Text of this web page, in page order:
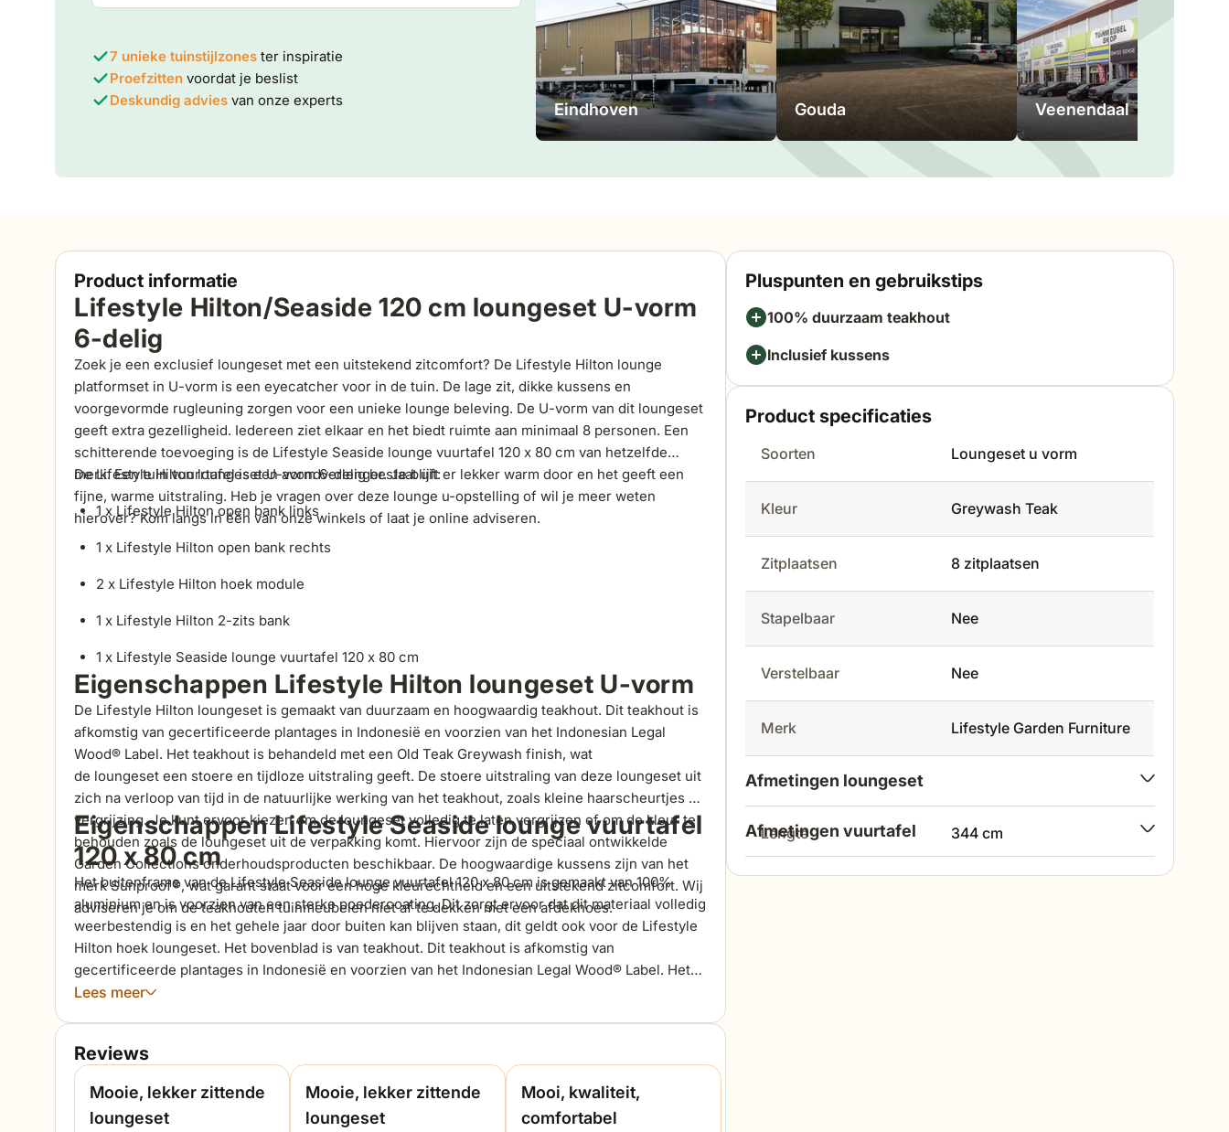
7 unieke tuinstijlzones ter inspiratie
Proefzitten voordat je beslist
Deskundig advies van onze experts Eindhoven Gouda Veenendaal
Product informatie
Lifestyle Hilton/Seaside 120 cm loungeset U-vorm
6-delig
Zoek je een exclusief loungeset met een uitstekend zitcomfort? De Lifestyle Hilton lounge
platformset in U-vorm is een eyecatcher voor in de tuin. De lage zit, dikke kussens en
voorgevormde rugleuning zorgen voor een unieke lounge beleving. De U-vorm van dit loungeset
geeft extra gezelligheid. Iedereen ziet elkaar en het biedt ruimte aan minimaal 8 personen. Een
schitterende toevoeging is de Lifestyle Seaside lounge vuurtafel 120 x 80 cm van hetzelfde
merk. Een tuin vuurrtafel is een avondverlenger. Je blijft er lekker warm door en het geeft een
fijne, warme uitstraling. Heb je vragen over deze lounge u-opstelling of wil je meer weten
hierover? Kom langs in één van onze winkels of laat je online adviseren.
De Lifestyle Hilton loungeset U-vorm 6-delig bestaat uit:
1 x Lifestyle Hilton open bank links
1 x Lifestyle Hilton open bank rechts
2 x Lifestyle Hilton hoek module
1 x Lifestyle Hilton 2-zits bank
1 x Lifestyle Seaside lounge vuurtafel 120 x 80 cm
Eigenschappen Lifestyle Hilton loungeset U-vorm
De Lifestyle Hilton loungeset is gemaakt van duurzaam en hoogwaardig teakhout. Dit teakhout is
afkomstig van gecertificeerde plantages in Indonesië en voorzien van het Indonesian Legal
Wood® Label. Het teakhout is behandeld met een Old Teak Greywash finish, wat
de loungeset een stoere en tijdloze uitstraling geeft. De stoere uitstraling van deze loungeset uit
zich na verloop van tijd in de natuurlijke werking van het teakhout, zoals kleine haarscheurtjes en
vergrijzing. Je kunt ervoor kiezen om deloungesetvolledig te laten vergrijzen of om de kleur te
behouden zoals de loungeset uit de verpakking komt. Hiervoor zijn de speciaal ontwikkelde
GardenCollectionsonderhoudsproducten beschikbaar. De hoogwaardige kussens zijn van het
merkSunproof®, wat garant staat voor een hoge kleurechtheid en een uitstekend zitcomfort. Wij
adviseren je om de teakhouten tuinmeubelen niet af te dekken met een afdekhoes.
Eigenschappen Lifestyle Seaside lounge vuurtafel
120 x 80 cm
Het buitenframe van de LifestyleSeasidelounge vuurtafel 120 x 80 cm is gemaakt van 100%
aluminium en is voorzien van een sterke poedercoating. Dit zorgt ervoor dat dit materiaal volledig
weerbestendig is en het gehele jaar door buiten kan blijven staan, dit geldt ook voor de Lifestyle
Hilton hoek loungeset. Het bovenblad is van teakhout. Dit teakhout is afkomstig van
gecertificeerde plantages in Indonesië en voorzien van het Indonesian Legal Wood® Label. Het
teakhout is behandeld met een '
kiezen om de loungetafel volledig te laten vergrijzen of om de kleur te behouden zoals de
vuurtafel uit de verpakking komt. Hiervoor zijn de speciaal ontwikkelde onderhoudsproducten
beschikbaar. Heb jij extra informatie nodig voor het onderhoud van dezebuitenset? Kijk eens
verder op onze website en stel gerust je vragen via de chat!
Lees meer
Reviews
Mooie, lekker zittende
loungeset
Mooie, lekker zittende
loungeset
Mooi, kwaliteit,
comfortabel
Pluspunten en gebruikstips
100% duurzaam teakhout
Inclusief kussens
Product specificaties
Soorten Loungeset u vorm
Kleur Greywash Teak
Zitplaatsen 8 zitplaatsen
Stapelbaar Nee
Verstelbaar Nee
Merk Lifestyle Garden Furniture
Afmetingen loungeset
lengte 344 cm
Afmetingen vuurtafel